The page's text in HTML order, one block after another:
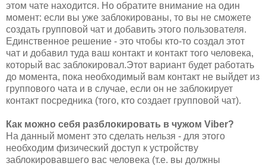
этом чате находится. Но обратите внимание на один
момент: если вы уже заблокированы, то вы не сможете
создать групповой чат и добавить этого пользователя.
Единственное решение - это чтобы кто-то создал этот
чат и добавил туда ваш контакт и контакт того человека,
который вас заблокировал.Этот вариант будет работать
до момента, пока необходимый вам контакт не выйдет из
группового чата и в случае, если он не заблокирует
контакт посредника (того, кто создает групповой чат).
Как можно себя разблокировать в чужом Viber?
На данный момент это сделать нельзя - для этого
необходим физический доступ к устройству
заблокировавшего вас человека (т.е. вы должны